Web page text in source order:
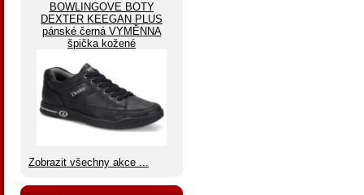
BOWLINGOVE BOTY
DEXTER KEEGAN PLUS
pánské černá VYMĚNNA
špička kožené
Zobrazit všechny akce ...